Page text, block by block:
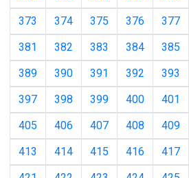
373
374 375 376 377
381
382 383 384 385
389
390 391 392 393
397
398 399 400 401
405
406 407 408 409
413
414 415 416 417